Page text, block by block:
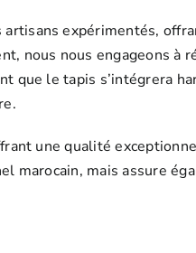
expérimentés,
nous nous engageons à
le tapis s’intégrera
une qualité
mais assure